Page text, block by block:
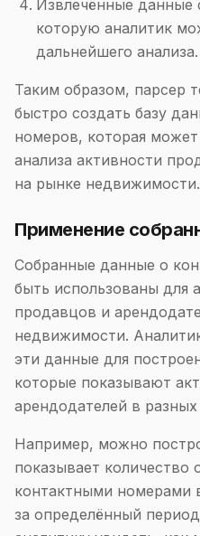
Извлечённые данные
которую аналитик
дальнейшего анализа.
Таким образом, парсер
быстро создать базу
номеров, которая
анализа активности
на рынке недвижимости.
Применение
Собранные данные о
быть использованы для
продавцов и
недвижимости.
эти данные для
которые показывают
арендодателей в
Например, можно
показывает количество
контактными номерами
за определённый